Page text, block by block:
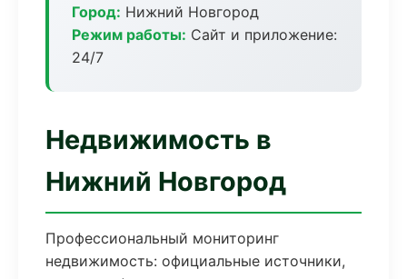
Город: Нижний Новгород
Режим работы: Сайт и приложение:
24/7
Недвижимость в
Нижний Новгород
Профессиональный мониторинг
недвижимость: официальные источники,